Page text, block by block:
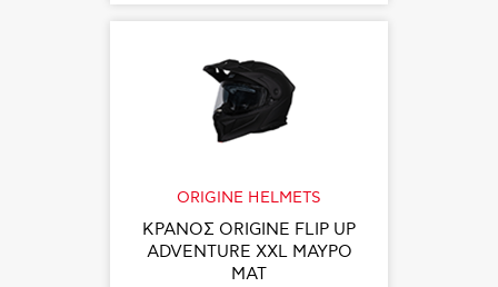
ORIGINE HELMETS
ΚΡΑΝΟΣ ORIGINE FLIP UP
ADVENTURE XXL ΜΑΥΡΟ
ΜΑΤ